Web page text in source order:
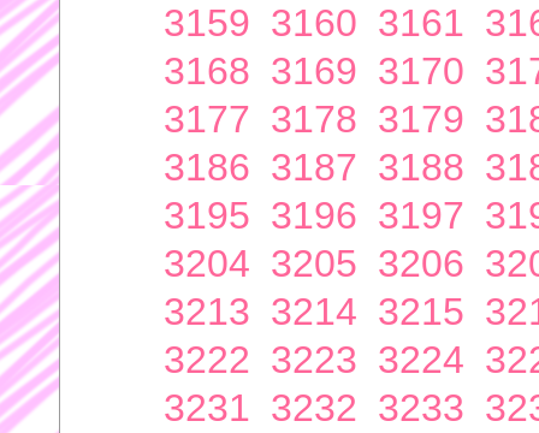
3159 3160 3161
3168 3169 3170
3177 3178 3179
3186 3187 3188
3195 3196 3197
3204 3205 3206
3213 3214 3215
3222 3223 3224
3231 3232 3233